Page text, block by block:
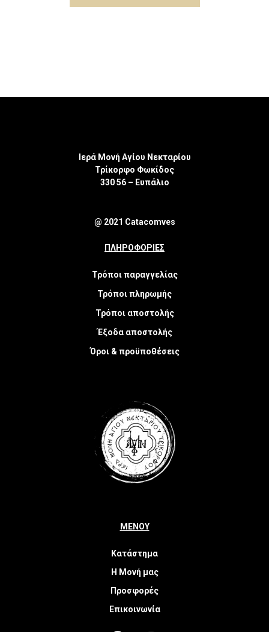
Ιερά Μονή Αγίου Νεκταρίου
Τρίκορφο Φωκίδος
330 56 – Ευπάλιο
@ 2021 Catacomves
ΠΛΗΡΟΦΟΡΙΕΣ
Τρόποι παραγγελίας
Τρόποι πληρωμής
Τρόποι αποστολής
Έξοδα αποστολής
Όροι & προϋποθέσεις
ΜΕΝΟΥ
Κατάστημα
Η Μονή μας
Προσφορές
Επικοινωνία